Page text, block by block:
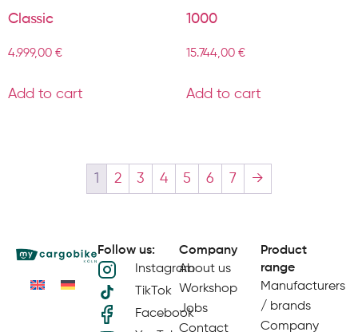
Classic
4.999,00 €
Add to cart
1000
15.744,00 €
Add to cart
1 2 3 4 5 6 7 →
Follow us:
Instagram
TikTok
Facebook
Company
About us
Workshop
Jobs
Contact
Product
range
Manufacturers
/ brands
Company